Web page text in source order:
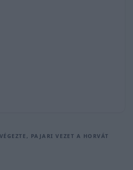
PAJARI VEZET A HORVÁT